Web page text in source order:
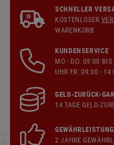
SCHNELLER
KOSTENLOSER
WARENKORB
KUNDENSERVICE
MO - DO: 09:00
UHR FR: 09:00 -
GELD-ZURÜCK-
14 TAGE GELD-
GEWÄHRLEISTUNG
2 JAHRE